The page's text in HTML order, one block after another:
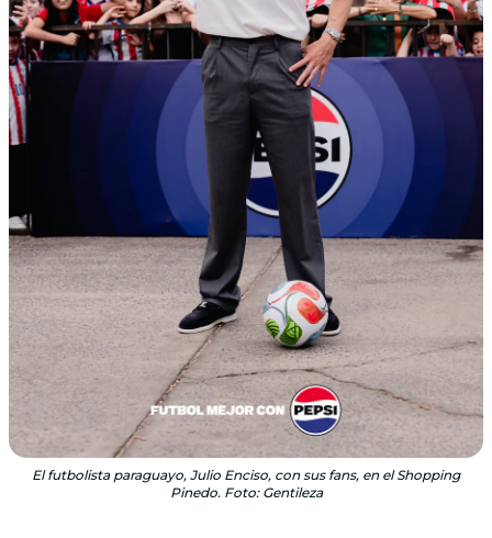
El futbolista paraguayo, Julio Enciso, con sus fans, en el Shopping
Pinedo. Foto: Gentileza